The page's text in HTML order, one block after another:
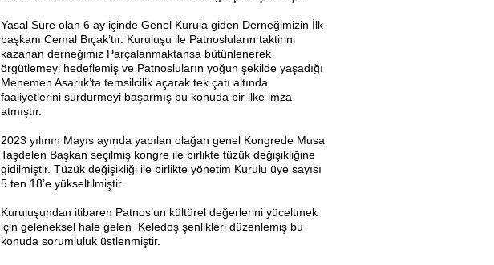
Yasal Süre olan 6 ay içinde Genel Kurula giden Derneğimizin İlk
başkanı Cemal Bıçak’tır. Kuruluşu ile Patnosluların taktirini
kazanan derneğimiz Parçalanmaktansa bütünlenerek
örgütlemeyi hedeflemiş ve Patnosluların yoğun şekilde yaşadığı
Menemen Asarlık’ta temsilcilik açarak tek çatı altında
faaliyetlerini sürdürmeyi başarmış bu konuda bir ilke imza
atmıştır.
2023 yılının Mayıs ayında yapılan olağan genel Kongrede Musa
Taşdelen Başkan seçilmiş kongre ile birlikte tüzük değişikliğine
gidilmiştir. Tüzük değişikliği ile birlikte yönetim Kurulu üye sayısı
5 ten 18’e yükseltilmiştir.
Kuruluşundan itibaren Patnos’un kültürel değerlerini yüceltmek
için geleneksel hale gelen Keledoş şenlikleri düzenlemiş bu
konuda sorumluluk üstlenmiştir.